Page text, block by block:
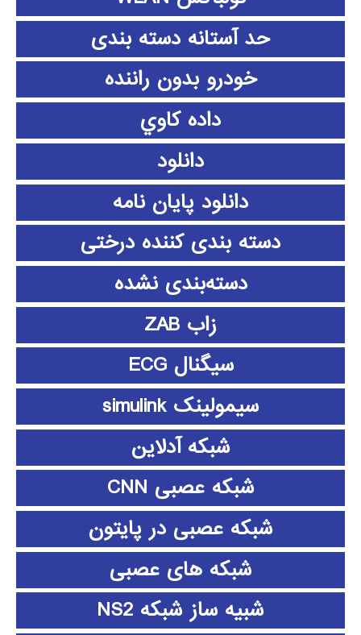
حد آستانه دسته بندی
خودرو بدون راننده
داده كاوي
دانلود
دانلود پايان نامه
دسته بندی کننده درختی
دسته‌بندی نشده
زاب ZAB
سیگنال ECG
سیمولینک simulink
شبکه آدلاین
شبکه عصبی CNN
شبکه عصبی در پایتون
شبکه های عصبی
شبیه ساز شبکه NS2